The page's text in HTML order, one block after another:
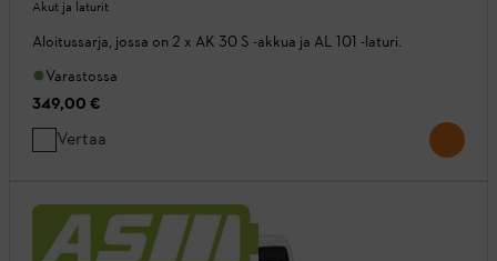
Akut ja laturit
Aloitussarja, jossa on 2 x AK 30 S -akkua ja AL 101 -laturi.
Varastossa
349,00 €
Vertaa